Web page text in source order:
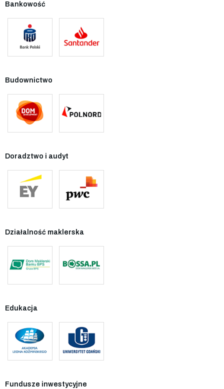
Bankowość
Budownictwo
Doradztwo i audyt
Działalność maklerska
Edukacja
Fundusze inwestycyjne